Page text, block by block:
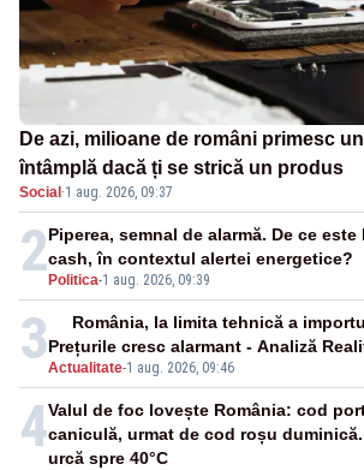
De azi, milioane de români primesc
întâmplă dacă ți se strică un produs
Social ·1 aug. 2026, 09:37
2 Politica-1 aug. 2026, 09:39
Piperea, semnal de alarmă. De ce
cash, în contextul alertei energetice?
3Actualitate-1 aug. 2026, 09:46
România, la limita tehnică a
Prețurile cresc alarmant - Analiză
4Valul de foc lovește România: cod
caniculă, urmat de cod roșu
urcă spre 40°C